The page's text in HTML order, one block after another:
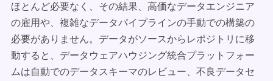
ほとんど必要なく、その結果、高価なデータエンジニア
の雇用や、複雑なデータパイプラインの手動での構築の
必要がありません。データがソースからレポジトリに移
動すると、データウェアハウジング統合プラットフォー
ムは自動でのデータスキーマのレビュー、不良データセ